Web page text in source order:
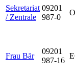
Sekretariat
/ Zentrale
09201
987-0
Frau Bär
09201
987-16